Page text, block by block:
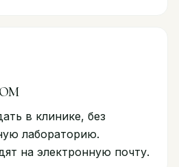
в клинике, без
лабораторию.
на электронную почту.